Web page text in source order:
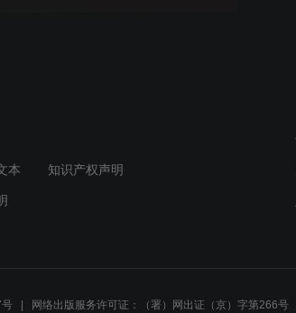
本 知识产权声明
网络出版服务许可证：（署）网出证（京）字第266号